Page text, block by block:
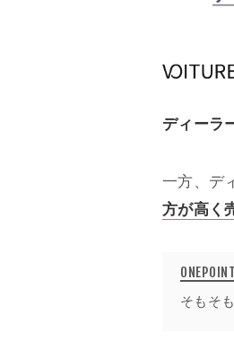
ディーラ
一方、デ
方が高く
そもそ